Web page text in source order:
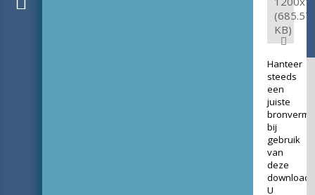
(685.57
KB)
Hanteer
steeds
een
juiste
bij
gebruik
van
deze
download.
U